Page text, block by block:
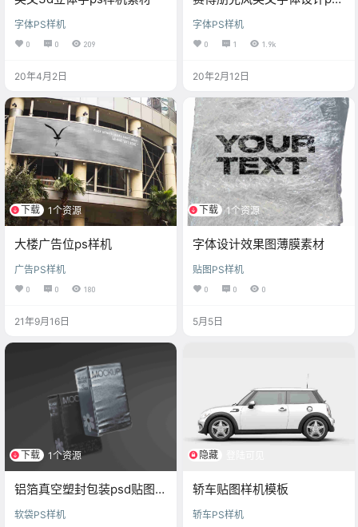
字体PS样机
0 0 209
20年4月2日
字体PS样机
0 1 1.9k
20年2月12日
下载 1个资源
大楼广告位ps样机
广告PS样机
0 0 180
21年9月16日
下载 1个资源
字体设计效果图薄膜素材
贴图PS样机
0 0 0
5月5日
下载 1个资源
铝箔真空塑封包装psd贴图样
机
软袋PS样机
隐藏
轿车贴图样机模板
轿车PS样机